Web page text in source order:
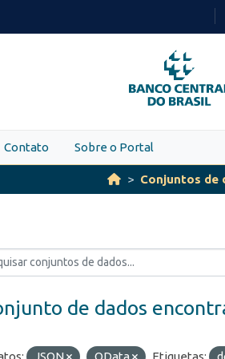
PARA
O
Contato Sobre o Portal
Conjuntos de
de dados
JSON OData Etiquetas: